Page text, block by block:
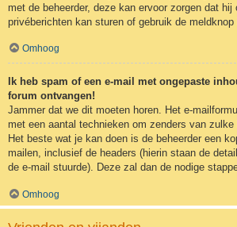
met de beheerder, deze kan ervoor zorgen dat hij
privéberichten kan sturen of gebruik de meldknop
Omhoog
Ik heb spam of een e-mail met ongepaste
forum ontvangen!
Jammer dat we dit moeten horen. Het e-
met een aantal technieken om zenders van
Het beste wat je kan doen is de beheerder een
mailen, inclusief de headers (hierin staan de
de e-mail stuurde). Deze zal dan de nodige
Omhoog